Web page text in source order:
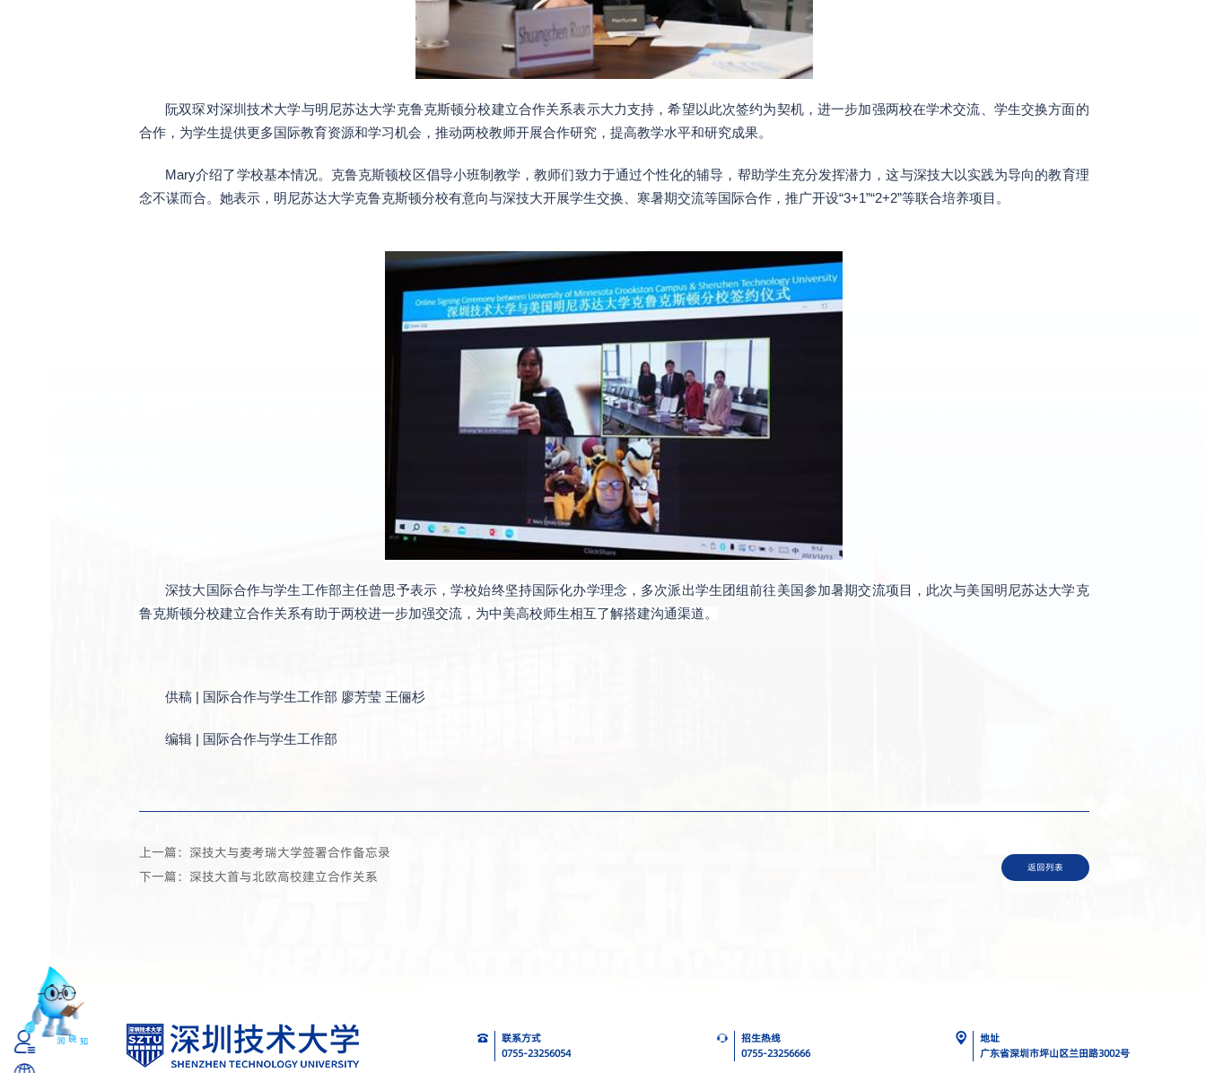
润 晓 知
阮双琛对深圳技术大学与明尼苏达大学克鲁克斯顿分校建立合作关系表示大力支持，希望以此次签约为契机，进一步加强两校在学术交流、学生交换方面的
合作，为学生提供更多国际教育资源和学习机会，推动两校教师开展合作研究，提高教学水平和研究成果。
Mary介绍了学校基本情况。克鲁克斯顿校区倡导小班制教学，教师们致力于通过个性化的辅导，帮助学生充分发挥潜力，这与深技大以实践为导向的教育理
念不谋而合。她表示，明尼苏达大学克鲁克斯顿分校有意向与深技大开展学生交换、寒暑期交流等国际合作，推广开设“3+1”“2+2”等联合培养项目。
深技大国际合作与学生工作部主任曾思予表示，学校始终坚持国际化办学理念，多次派出学生团组前往美国参加暑期交流项目，此次与美国明尼苏达大学克
鲁克斯顿分校建立合作关系有助于两校进一步加强交流，为中美高校师生相互了解搭建沟通渠道。
供稿 | 国际合作与学生工作部 廖芳莹 王俪杉
编辑 | 国际合作与学生工作部
上一篇：深技大与麦考瑞大学签署合作备忘录
下一篇：深技大首与北欧高校建立合作关系
返回列表
联系方式
0755-23256054
招生热线
0755-23256666
地址
广东省深圳市坪山区兰田路3002号